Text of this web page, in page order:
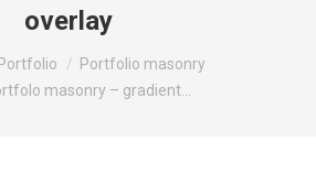
overlay
Portfolio
Portfolio masonry
masonry – gradient…